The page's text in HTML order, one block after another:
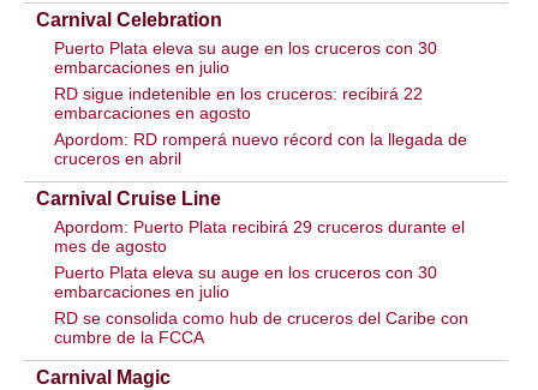
Carnival Celebration
Puerto Plata eleva su auge en los cruceros con 30
embarcaciones en julio
RD sigue indetenible en los cruceros: recibirá 22
embarcaciones en agosto
Apordom: RD romperá nuevo récord con la llegada de
cruceros en abril
Carnival Cruise Line
Apordom: Puerto Plata recibirá 29 cruceros durante el
mes de agosto
Puerto Plata eleva su auge en los cruceros con 30
embarcaciones en julio
RD se consolida como hub de cruceros del Caribe con
cumbre de la FCCA
Carnival Magic